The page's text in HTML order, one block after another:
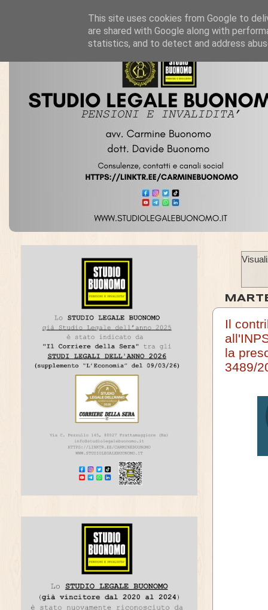
Il
la
3489/
This site uses cookies from Google to
are shared with Google along with
statistics, and to detect and address